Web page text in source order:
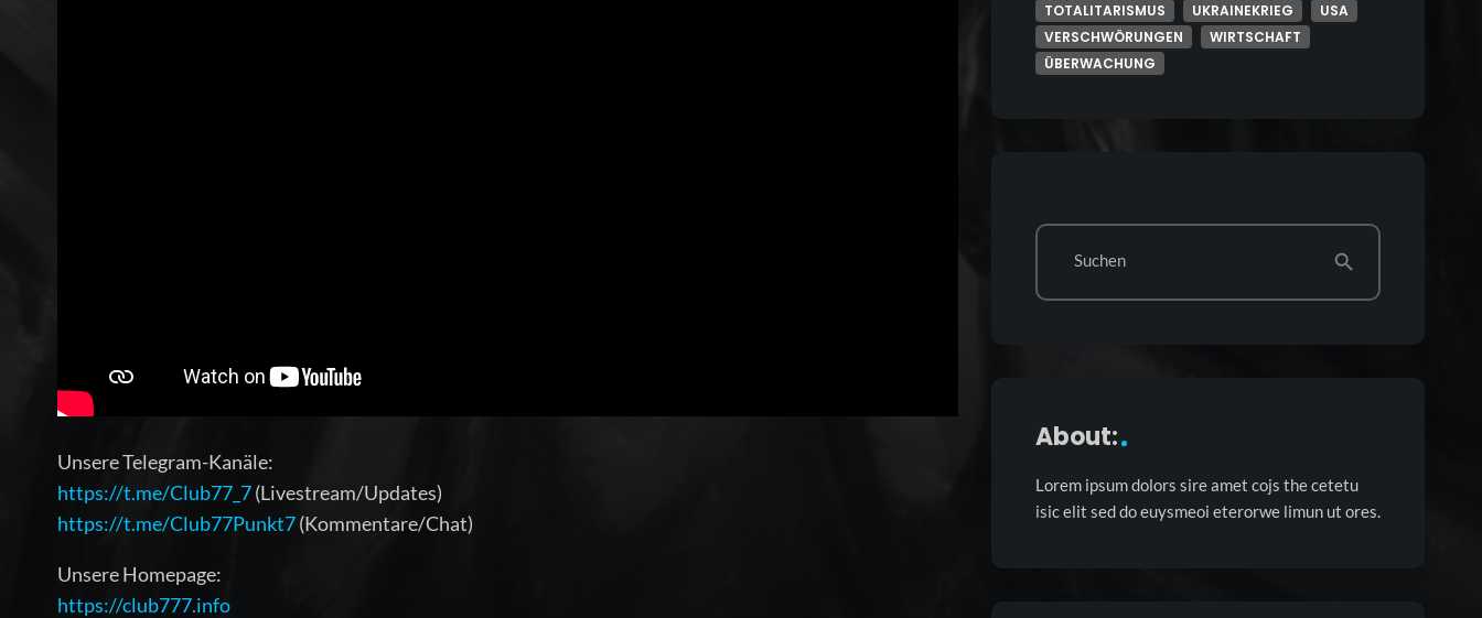
Unsere Telegram-Kanäle:
https://t.me/Club77_7(Livestream/Updates)
https://t.me/Club77Punkt7(Kommentare/Chat)
Unsere Homepage:
https://club777.info
TOTALITARISMUS
UKRAINEKRIEG
USA
VERSCHWÖRUNGEN
WIRTSCHAFT
ÜBERWACHUNG
Suchen search
About:
Lorem ipsum dolors sire amet cojs the cetetu
isic elit sed do euysmeoi eterorwe limun ut ores.